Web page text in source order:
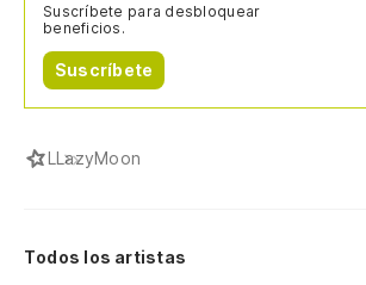
Suscríbete para desbloquear
beneficios.
Suscríbete
LLazyMoon
Todos los artistas